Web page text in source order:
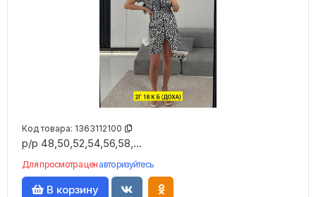
Код товара: 1363112100
р/р 48,50,52,54,56,58,...
Для просмотра цен авторизуйтесь
В корзину